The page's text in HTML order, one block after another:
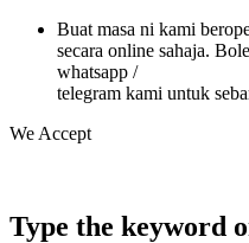
Buat masa ni kami
secara online sahaja.
whatsapp /
telegram kami untuk
We Accept
Type the keyword